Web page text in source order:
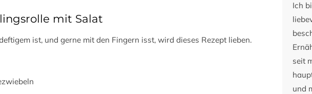
mit Salat
ist, und gerne mit den Fingern isst, wird dieses Rezept lieben.
Ich
seit
und